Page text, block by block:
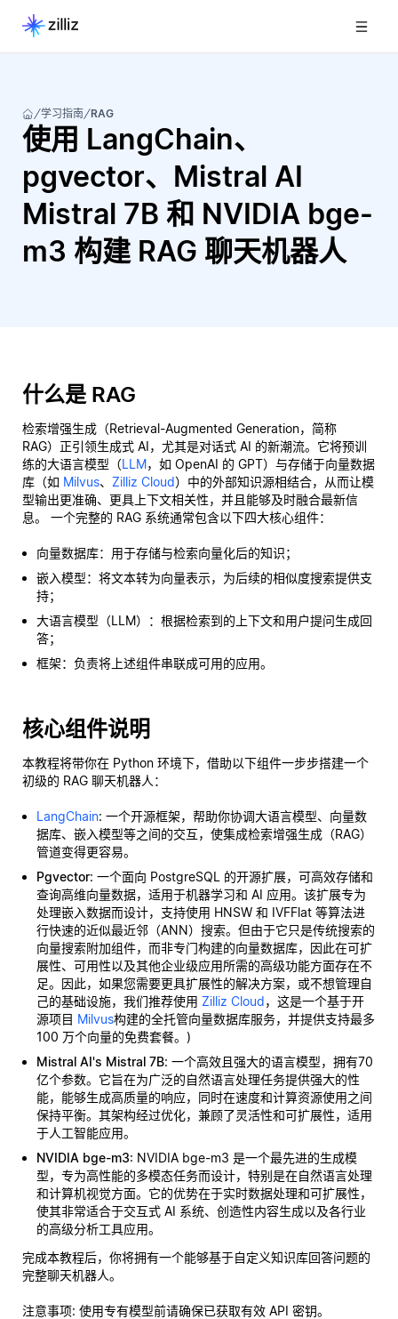
学习指南 RAG
使用 LangChain、
pgvector、Mistral AI
Mistral 7B 和 NVIDIA bge-
m3 构建 RAG 聊天机器人
什么是 RAG
检索增强生成（Retrieval-Augmented Generation，简称
RAG）正引领生成式 AI，尤其是对话式 AI 的新潮流。它将预训
练的大语言模型（LLM，如 OpenAI 的 GPT）与存储于向量数据
库（如 Milvus、 Zilliz Cloud）中的外部知识源相结合，从而让模
型输出更准确、更具上下文相关性，并且能够及时融合最新信
息。 一个完整的 RAG 系统通常包含以下四大核心组件：
向量数据库：用于存储与检索向量化后的知识；
嵌入模型：将文本转为向量表示，为后续的相似度搜索提供支
持；
大语言模型（LLM）：根据检索到的上下文和用户提问生成回
答；
框架：负责将上述组件串联成可用的应用。
核心组件说明
本教程将带你在 Python 环境下，借助以下组件一步步搭建一个
初级的 RAG 聊天机器人：
LangChain: 一个开源框架，帮助你协调大语言模型、向量数
据库、嵌入模型等之间的交互，使集成检索增强生成（RAG）
管道变得更容易。
Pgvector: 一个面向 PostgreSQL 的开源扩展，可高效存储和
查询高维向量数据，适用于机器学习和 AI 应用。该扩展专为
处理嵌入数据而设计，支持使用 HNSW 和 IVFFlat 等算法进
行快速的近似最近邻（ANN）搜索。但由于它只是传统搜索的
向量搜索附加组件，而非专门构建的向量数据库，因此在可扩
展性、可用性以及其他企业级应用所需的高级功能方面存在不
足。因此，如果您需要更具扩展性的解决方案，或不想管理自
己的基础设施，我们推荐使用 Zilliz Cloud，这是一个基于开
源项目 Milvus构建的全托管向量数据库服务，并提供支持最多
100 万个向量的免费套餐。)
Mistral AI's Mistral 7B: 一个高效且强大的语言模型，拥有70
亿个参数。它旨在为广泛的自然语言处理任务提供强大的性
能，能够生成高质量的响应，同时在速度和计算资源使用之间
保持平衡。其架构经过优化，兼顾了灵活性和可扩展性，适用
于人工智能应用。
NVIDIA bge-m3: NVIDIA bge-m3 是一个最先进的生成模
型，专为高性能的多模态任务而设计，特别是在自然语言处理
和计算机视觉方面。它的优势在于实时数据处理和可扩展性，
使其非常适合于交互式 AI 系统、创造性内容生成以及各行业
的高级分析工具应用。
完成本教程后，你将拥有一个能够基于自定义知识库回答问题的
完整聊天机器人。
注意事项: 使用专有模型前请确保已获取有效 API 密钥。